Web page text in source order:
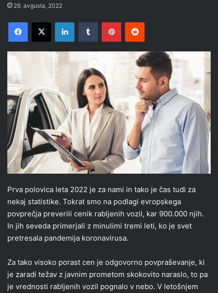
29. avgusta, 2022
Facebook
X LinkedInTumblr PinterestReddit
Prva polovica leta 2022 je za nami in tako je čas tudi za
nekaj statistike. Tokrat smo na podlagi evropskega
povprečja preverili cenik rabljenih vozil, kar 900.000 njih.
In jih seveda primerjali z minulimi tremi leti, ko je svet
pretresala pandemija koronavirusa.
Za tako visoko porast cen je odgovorno povpraševanje, ki
je zaradi težav z javnim prometom skokovito naraslo, to pa
je vrednosti rabljenih vozil pognalo v nebo. V letošnjem